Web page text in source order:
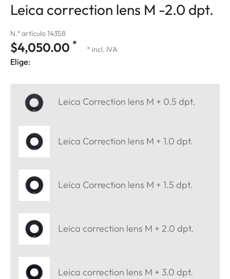
Leica correction lens M -2.0 dpt.
N.º artículo 14358
$4,050.00 * * incl. IVA
Elige:
Leica Correction lens M + 0.5 dpt.
Leica Correction lens M + 1.0 dpt.
Leica Correction lens M + 1.5 dpt.
Leica correction lens M + 2.0 dpt.
Leica correction lens M + 3.0 dpt.